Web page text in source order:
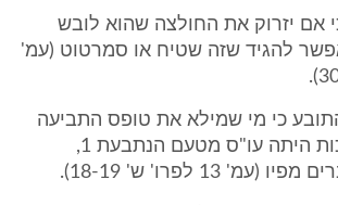
אם יזרוק את החולצה שהוא לובש
להגיד שזה שטיח או סמרטוט (עמ'
התובע כי מי שמילא את טופס התביעה
לקביעת דרגת נכות היתה עו"ס מטעם הנתבעת 1,
13 לפרו' ש' 18-19).